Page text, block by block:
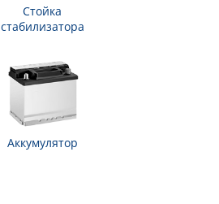
Стойка
стабилизатора
Аккумулятор